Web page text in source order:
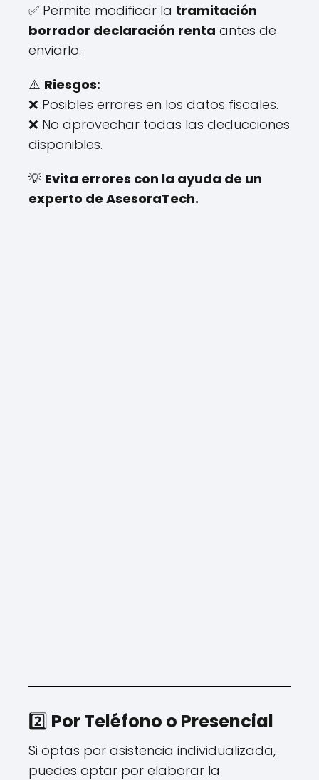
✅ Permite modificar la tramitación
borrador declaración renta antes de
enviarlo.
⚠️ Riesgos:
❌ Posibles errores en los datos fiscales.
❌ No aprovechar todas las deducciones
disponibles.
💡 Evita errores con la ayuda de un
experto de AsesoraTech.
2️⃣ Por Teléfono o Presencial
Si optas por asistencia individualizada,
puedes optar por elaborar la